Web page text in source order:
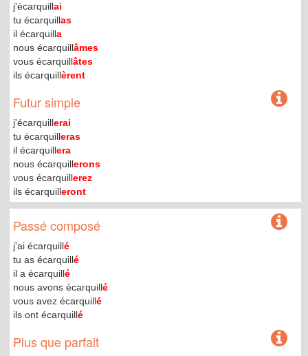
j'écarquillai
tu écarquillas
il écarquilla
nous écarquillâmes
vous écarquillâtes
ils écarquillèrent
Futur simple
j'écarquillerai
tu écarquilleras
il écarquillera
nous écarquillerons
vous écarquillerez
ils écarquilleront
Passé composé
j'ai écarquillé
tu as écarquillé
il a écarquillé
nous avons écarquillé
vous avez écarquillé
ils ont écarquillé
Plus que parfait